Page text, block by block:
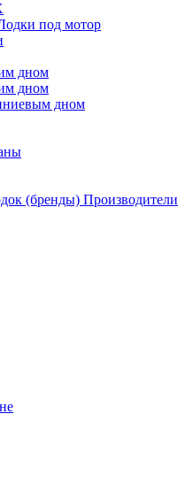
под мотор
дном
дном
дном
Производители